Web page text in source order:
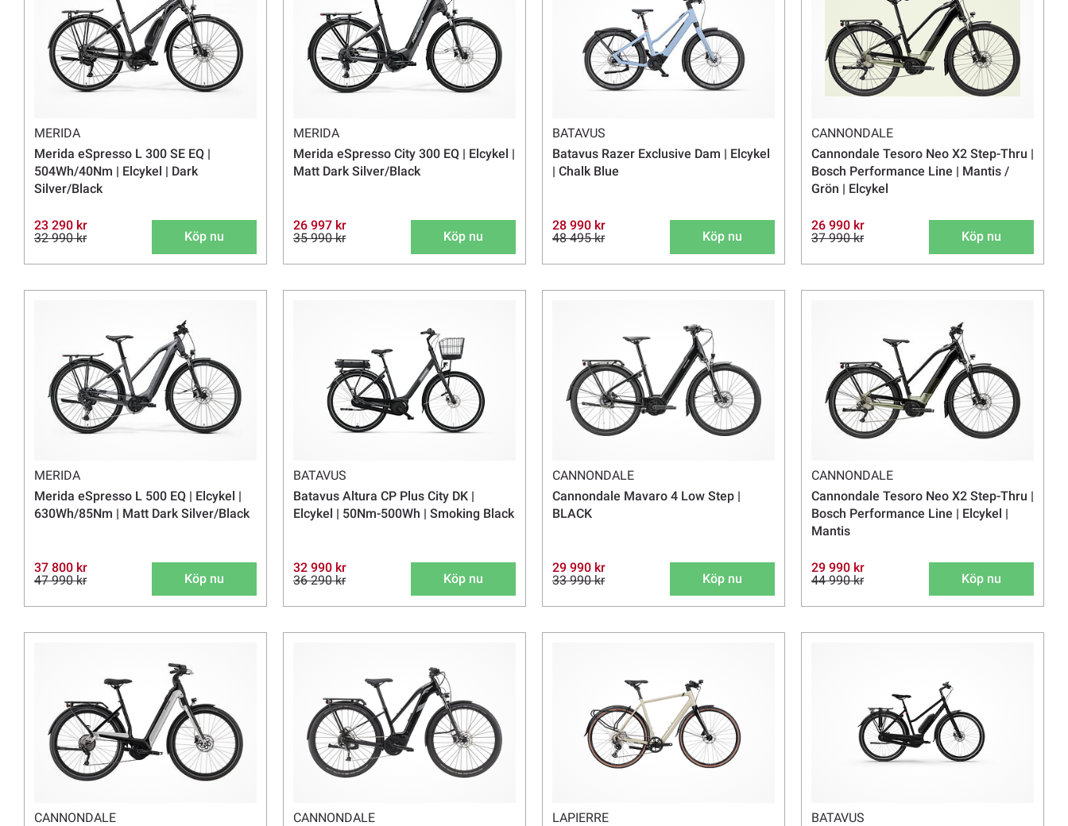
MERIDA
Merida eSpresso L 300 SE EQ |
504Wh/40Nm | Elcykel | Dark
Silver/Black
23 290 kr
32 990 kr
Köp nu
MERIDA
Merida eSpresso City 300 EQ | Elcykel |
Matt Dark Silver/Black
26 997 kr
35 990 kr
Köp nu
BATAVUS
Batavus Razer Exclusive Dam | Elcykel
| Chalk Blue
28 990 kr
48 495 kr
Köp nu
CANNONDALE
Cannondale Tesoro Neo X2 Step-Thru |
Bosch Performance Line | Mantis /
Grön | Elcykel
26 990 kr
37 990 kr
Köp nu
MERIDA
Merida eSpresso L 500 EQ | Elcykel |
630Wh/85Nm | Matt Dark Silver/Black
37 800 kr
47 990 kr
Köp nu
BATAVUS
Batavus Altura CP Plus City DK |
Elcykel | 50Nm-500Wh | Smoking Black
32 990 kr
36 290 kr
Köp nu
CANNONDALE
Cannondale Mavaro 4 Low Step |
BLACK
29 990 kr
33 990 kr
Köp nu
CANNONDALE
Cannondale Tesoro Neo X2 Step-Thru |
Bosch Performance Line | Elcykel |
Mantis
29 990 kr
44 990 kr
Köp nu
CANNONDALE
CANNONDALE
LAPIERRE
BATAVUS